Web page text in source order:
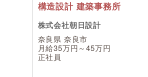
構造設計 建築事務所
株式会社朝日設計
奈良県 奈良市
月給35万円～45万円
正社員